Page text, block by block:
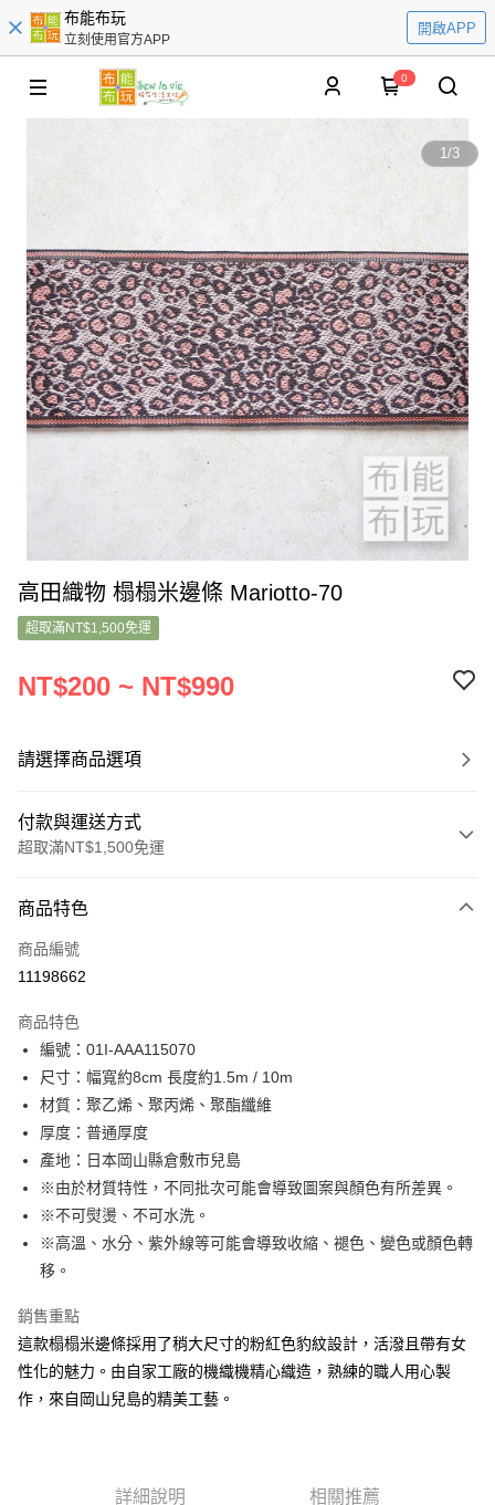
布能布玩
立刻使用官方APP
開啟APP
0
1/3
高田織物 榻榻米邊條 Mariotto-70
超取滿NT$1,500免運
NT$200 ~ NT$990
請選擇商品選項
付款與運送方式
超取滿NT$1,500免運
信用卡一次付款
超商取貨付款
Apple Pay
街口支付
Google Pay
大哥付你分期
相關說明
【大哥付你分期使用說明】
1.本服務由台灣大哥大提供，台灣大哥大用戶可立即使用無須另外申請。
流程，驗證手機門號後，選擇欲分期的期數、繳款截止日，確認付款後即完
3.實際核准額度、可分期數及費用金額請依後續交易確認頁面所載為準。
4.訂單成立30分鐘內，如未前往確認交易或遇審核未通過，訂單將自動取
法說明評估內容。
【繳款方式說明】
AFTEE先享後付
相關說明
AFTEE先享後付是「在收到商品之後才付款」的支付方式。 讓您購物簡單
便利好安心！
１．簡單：不需註冊會員、不需綁卡、不需儲值。
２．便利：只要手機號碼，簡訊認證，即可結帳。
２．訂單成立數日內，您將收到繳費通知簡訊。
全家取貨付款
每筆NT$65，滿NT$1,500(含以上)免運費
商品特色
商品編號
11198662
商品特色
編號：01I-AAA115070
尺寸：幅寬約8cm 長度約1.5m / 10m
材質：聚乙烯、聚丙烯、聚酯纖維
厚度：普通厚度
產地：日本岡山縣倉敷市兒島
※由於材質特性，不同批次可能會導致圖案與顏色有所差異。
※不可熨燙、不可水洗。
※高溫、水分、紫外線等可能會導致收縮、褪色、變色或顏色轉
移。
銷售重點
這款榻榻米邊條採用了稍大尺寸的粉紅色豹紋設計，活潑且帶有女
性化的魅力。由自家工廠的機織機精心織造，熟練的職人用心製
作，來自岡山兒島的精美工藝。
詳細說明 相關推薦